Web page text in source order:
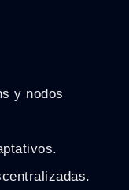
y nodos